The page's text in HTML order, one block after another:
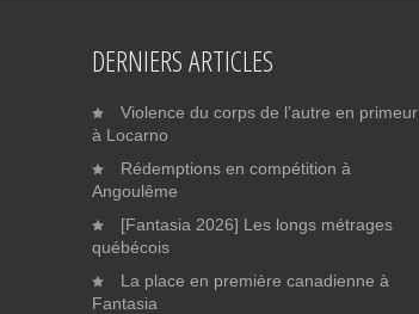
DERNIERS ARTICLES
Violence du corps de l’autre en primeur
à Locarno
Rédemptions en compétition à
Angoulême
[Fantasia 2026] Les longs métrages
québécois
La place en première canadienne à
Fantasia